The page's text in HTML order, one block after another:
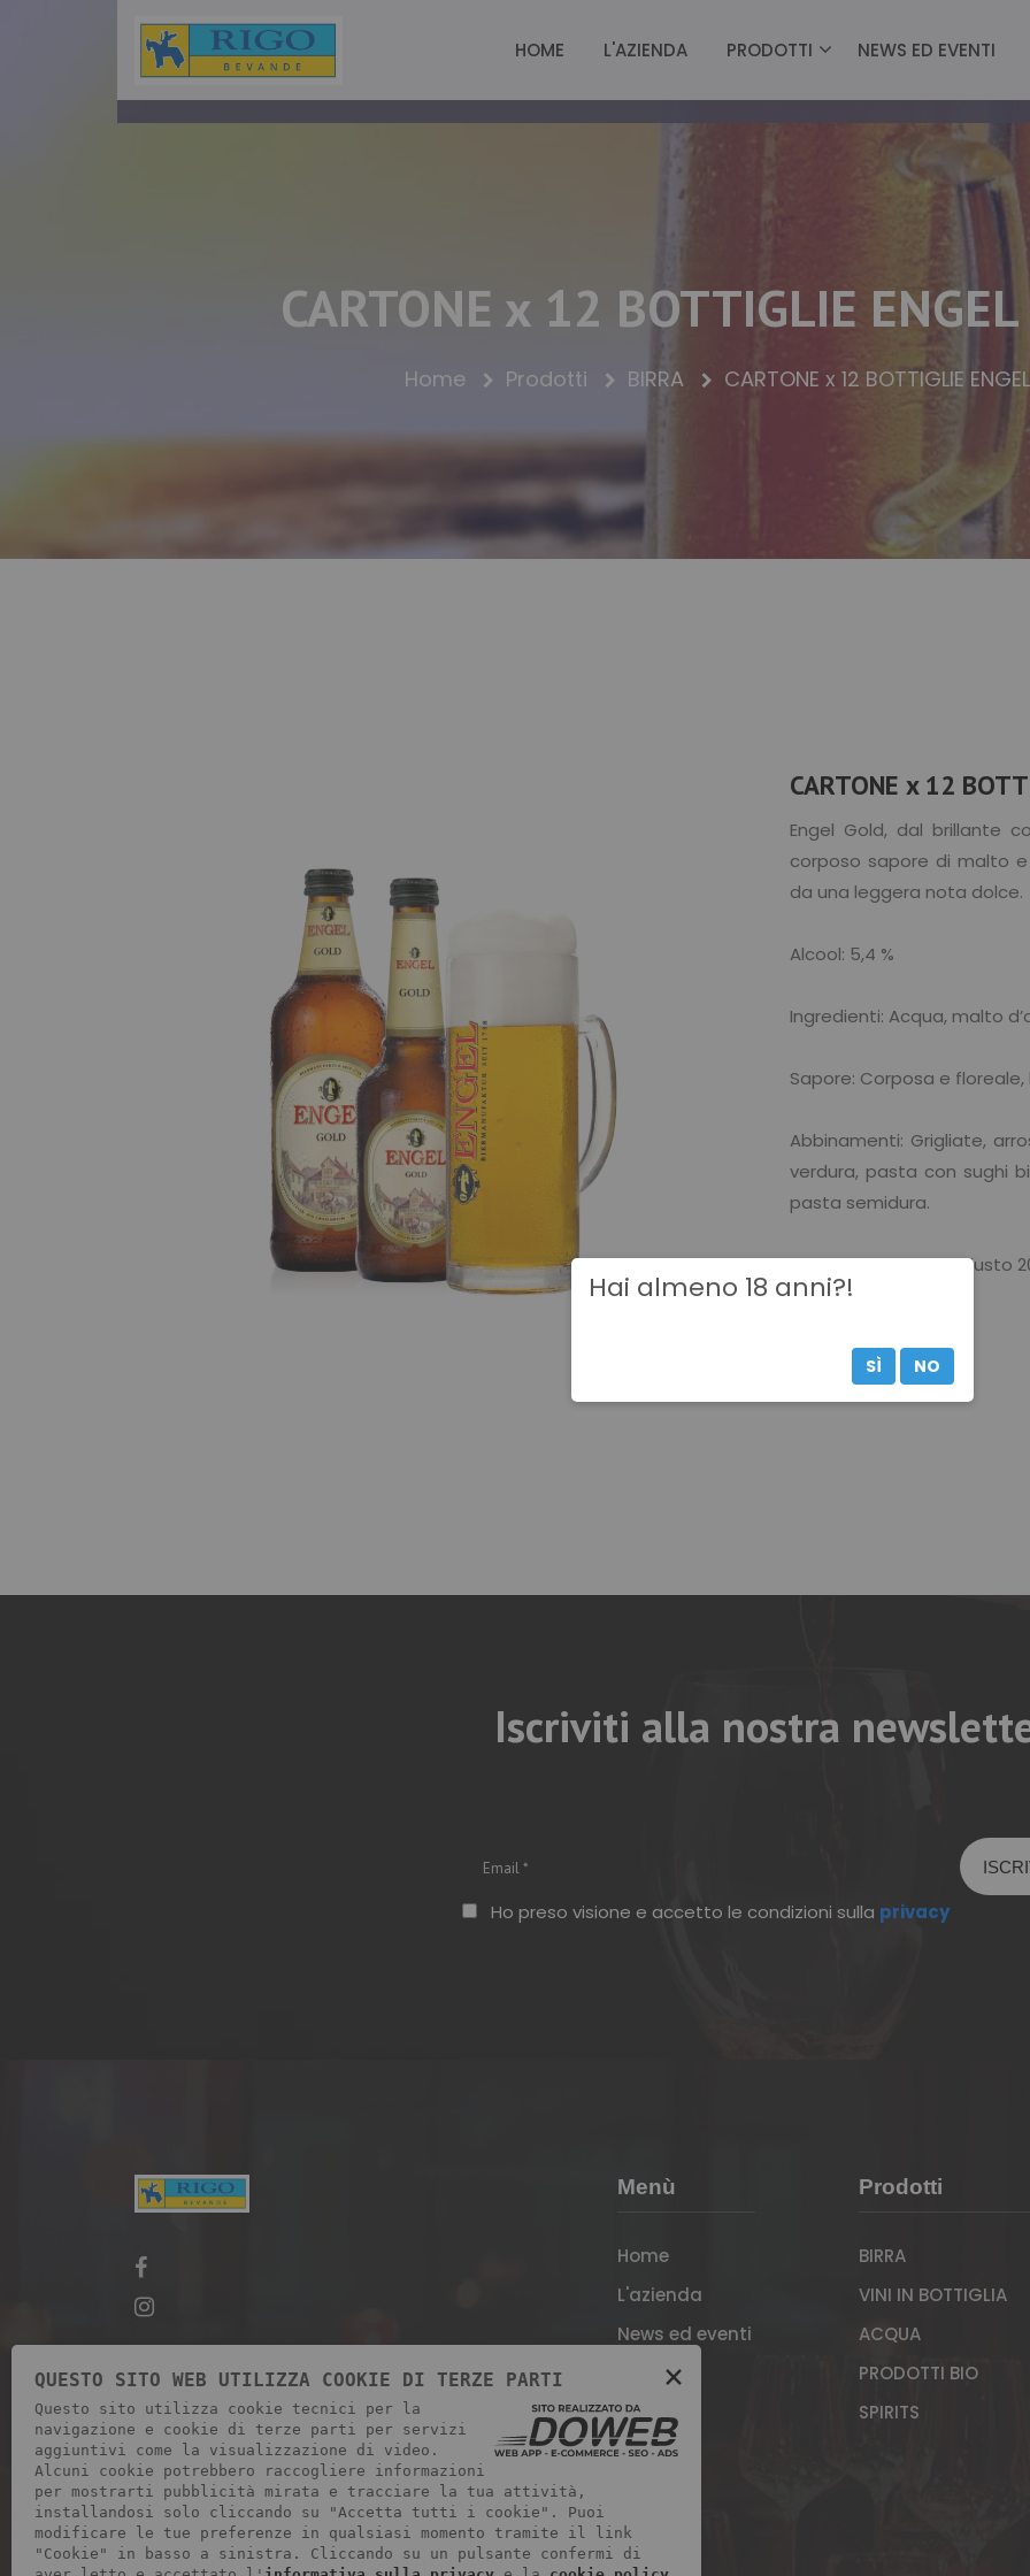
HOME L'AZIENDA PRODOTTI NEWS ED EVENTI
CARTONE x 12 BOTTIGLIE
Home Prodotti BIRRA CARTONE x 12 BOTTIGLIE
CARTONE x 12
Engel Gold, dal brillante
corposo sapore di malto
da una leggera nota dolce.
Alcool: 5,4 %
Ingredienti: Acqua, malto
Sapore: Corposa e
Abbinamenti: Grigliate,
verdura, pasta con sughi
pasta semidura.
FORMATI DISPONIBILI:
Iscriviti alla nostra
VuotoHo preso visione e accetto le condizioni sulla privacy
Menù
Home
L'azienda
News ed eventi
Contatti
Prodotti
BIRRA
VINI IN BOTTIGLIA
ACQUA
PRODOTTI BIO
SPIRITS
×
QUESTO SITO WEB UTILIZZA COOKIE DI TERZE PARTI
Questo sito utilizza cookie tecnici per la
navigazione e cookie di terze parti per servizi
aggiuntivi come la visualizzazione di video.
Alcuni cookie potrebbero raccogliere informazioni
per mostrarti pubblicità mirata e tracciare la tua attività,
installandosi solo cliccando su "Accetta tutti i cookie". Puoi
modificare le tue preferenze in qualsiasi momento tramite il link
"Cookie" in basso a sinistra. Cliccando su un pulsante confermi di
Hai almeno 18 anni?!
SÌ NO